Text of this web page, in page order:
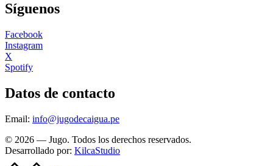
Síguenos
Facebook
Instagram
X
Spotify
Datos de contacto
Email: info@jugodecaigua.pe
© 2026 — Jugo. Todos los derechos reservados.
Desarrollado por: KilcaStudio